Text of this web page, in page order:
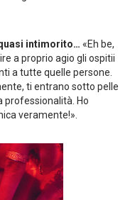
intimorito… «Eh be,
a proprio agio gli ospitii
a tutte quelle persone.
ti entrano sotto pelle
professionalità. Ho
veramente!».